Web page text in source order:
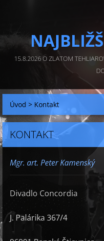
15.8.2026 O ZLATOM
Úvod > Kontakt
KONTAKT
Mgr. art. Peter Kamenský
Divadlo Concordia
J. Palárika 367/4